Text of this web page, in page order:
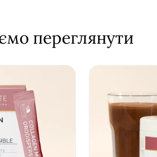
переглянути